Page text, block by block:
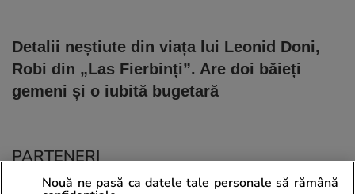
Detalii neștiute din viața lui Leonid Doni,
Robi din „Las Fierbinți”. Are doi băieți
gemeni și o iubită bugetară
PARTENERI
Nouă ne pasă ca datele tale personale să rămână